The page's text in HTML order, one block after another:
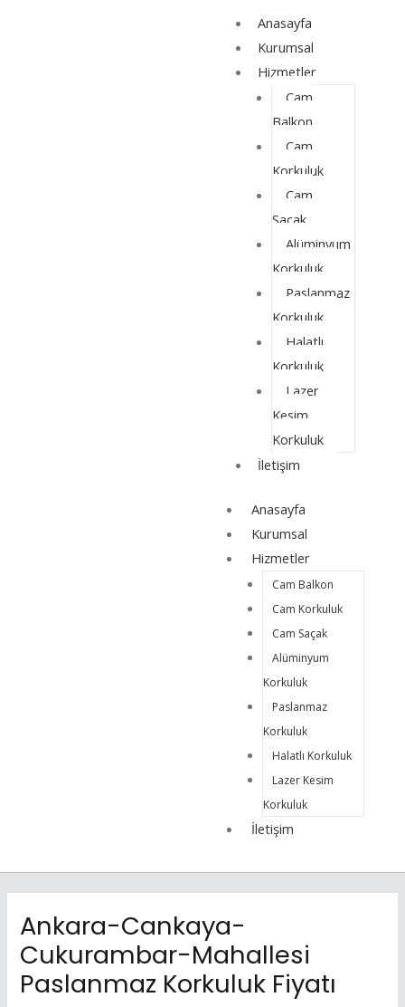
Anasayfa
Kurumsal
Hizmetler
Cam
Balkon
Cam
Korkuluk
Cam
Saçak
Alüminyum
Korkuluk
Paslanmaz
Korkuluk
Halatlı
Korkuluk
Lazer
Kesim
Korkuluk
İletişim
Anasayfa
Kurumsal
Hizmetler
Cam Balkon
Cam Korkuluk
Cam Saçak
Alüminyum
Korkuluk
Paslanmaz
Korkuluk
Halatlı Korkuluk
Lazer Kesim
Korkuluk
İletişim
Ankara-Cankaya-
Cukurambar-Mahallesi
Paslanmaz Korkuluk Fiyatı